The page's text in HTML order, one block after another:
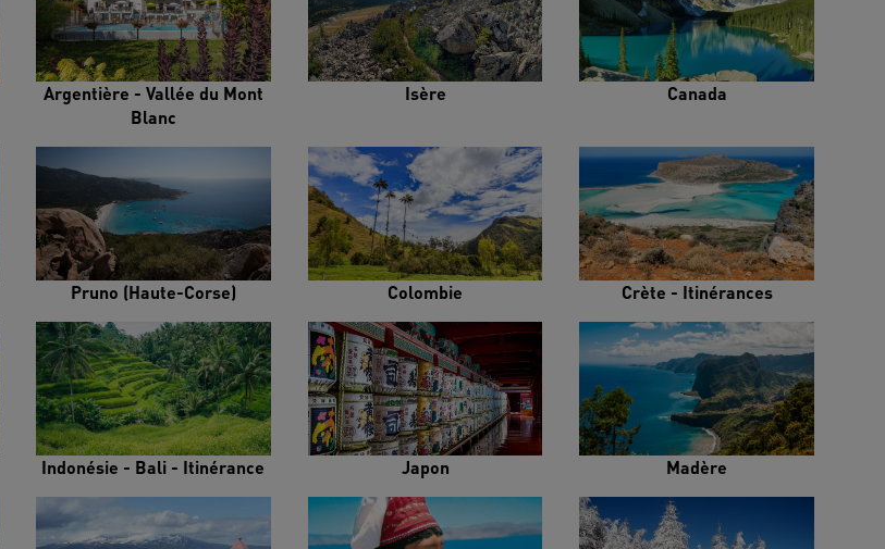
Argentière - Vallée du Mont
Blanc
Isère Canada
Pruno (Haute-Corse) Colombie Crète - Itinérances
Indonésie - Bali - Itinérance Japon Madère